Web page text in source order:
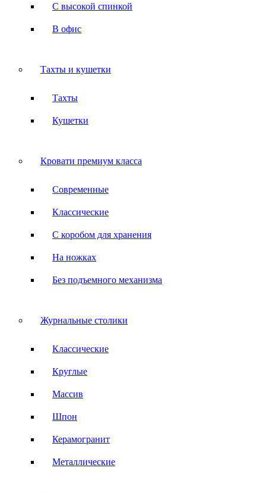
С высокой спинкой
В офис
Тахты и кушетки
Тахты
Кушетки
Кровати премиум класса
Современные
Классические
С коробом для хранения
На ножках
Без подъемного механизма
Журнальные столики
Классические
Круглые
Массив
Шпон
Керамогранит
Металлические